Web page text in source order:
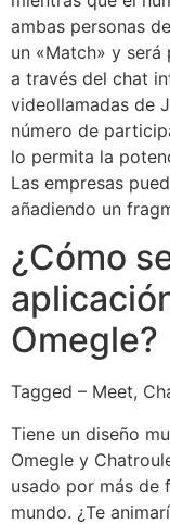
ambas personas
un «Match» y
a través del chat
videollamadas de
número de
lo permita la
Las empresas
añadiendo un
¿Cómo
Omegle?
Tagged – Meet,
Tiene un diseño
Omegle y
usado por más de
mundo. ¿Te